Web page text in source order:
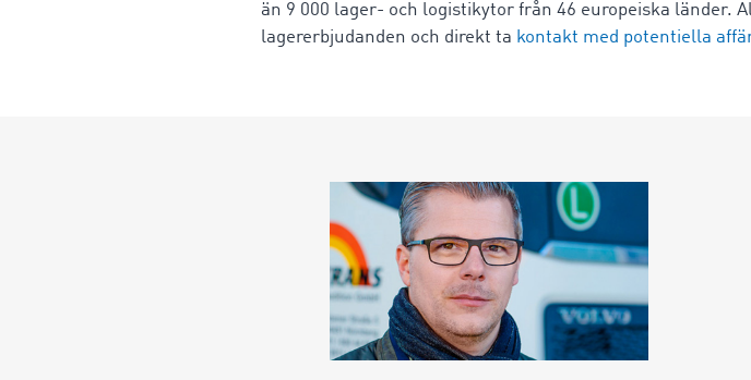
än 9 000 lager- och logistikytor från 46 europeiska länder.
lagererbjudanden och direkt ta kontakt med potentiella